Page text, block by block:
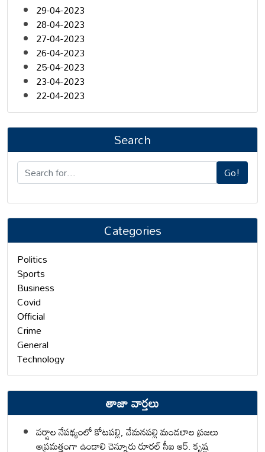
29-04-2023
28-04-2023
27-04-2023
26-04-2023
25-04-2023
23-04-2023
22-04-2023
Search
Go!
Categories
Politics
Sports
Business
Covid
Official
Crime
General
Technology
తాజా వార్తలు
వర్షాల నేపథ్యంలో కోటపల్లి, వేమనపల్లి మండలాల ప్రజలు
అప్రమత్తంగా ఉండాలి చెన్నూరు రూరల్ సీఐ ఆర్. కృష్ణ